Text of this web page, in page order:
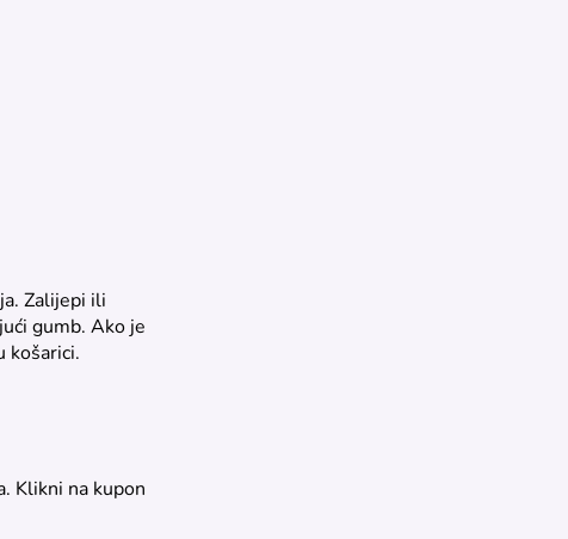
Zalijepi ili
gumb. Ako je
košarici.
Klikni na kupon